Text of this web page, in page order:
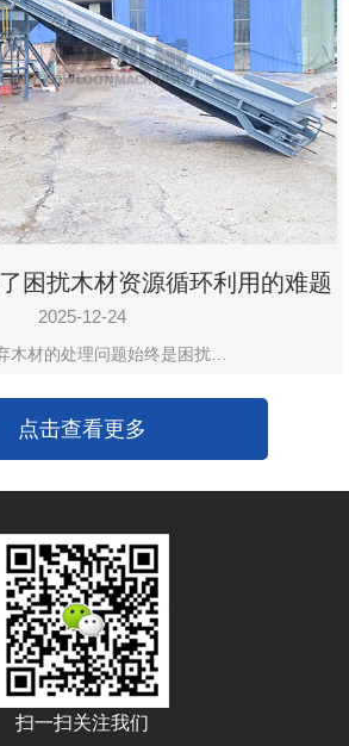
困扰木材资源循环利用的难题
2025-12-24
木材的处理问题始终是困扰…
点击查看更多
扫一扫关注我们